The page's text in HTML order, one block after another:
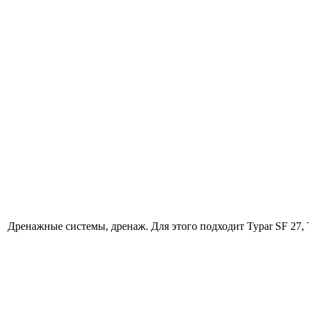
Дренажные системы, дренаж. Для этого подходит Typar SF 27,